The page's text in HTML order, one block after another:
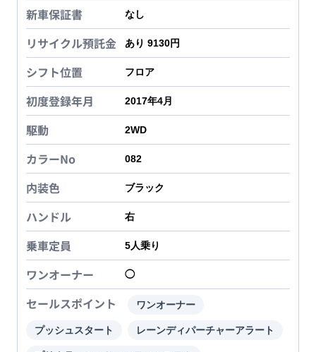
新車保証書 なし
リサイクル預託金 あり 9130円
シフト位置 フロア
初度登録年月 2017年4月
駆動 2WD
カラーNo 082
内装色 ブラック
ハンドル 右
乗車定員 5人乗り
ワンオーナー ◯
セールスポイント ワンオーナー
プッシュスタート レーンディパーチャーアラート